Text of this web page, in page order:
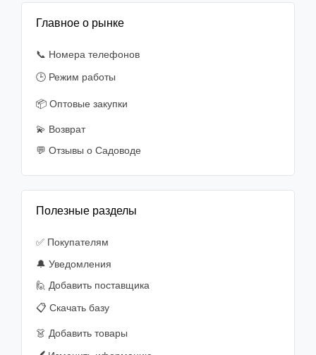
Главное о рынке
📞 Номера телефонов
🕒 Режим работы
📦 Оптовые закупки
💫 Возврат
💬 Отзывы о Садоводе
Полезные разделы
✅ Покупателям
🔔 Уведомления
🙋‍️ Добавить поставщика
📋 Скачать базу
👗 Добавить товары